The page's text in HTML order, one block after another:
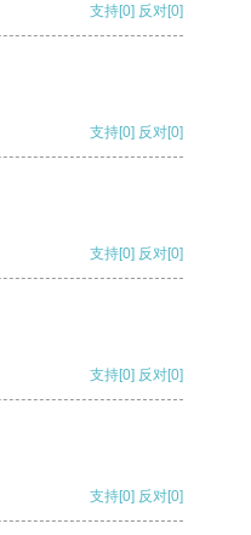
支持[0] 反对[0]
支持[0] 反对[0]
支持[0] 反对[0]
支持[0] 反对[0]
支持[0] 反对[0]